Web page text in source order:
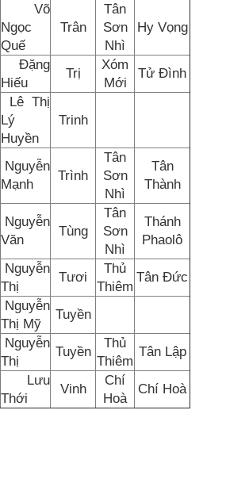
Võ
Ngọc
Quế
Trân
Tân
Sơn
Nhì
Hy Vọng
Đặng
Hiếu
Trị
Xóm
Mới
Tử Đình
Lê Thị
Lý
Huyền
Trinh
Nguyễn
Mạnh
Trình
Tân
Sơn
Nhì
Tân
Thành
Nguyễn
Văn
Tùng
Tân
Sơn
Nhì
Thánh
Phaolô
Nguyễn
Thị
Tươi
Thủ
Thiêm
Tân Đức
Nguyễn
Thị Mỹ
Tuyền
Nguyễn
Thị
Tuyền
Thủ
Thiêm
Tân Lập
Lưu
Thới
Vinh
Chí
Hoà
Chí Hoà